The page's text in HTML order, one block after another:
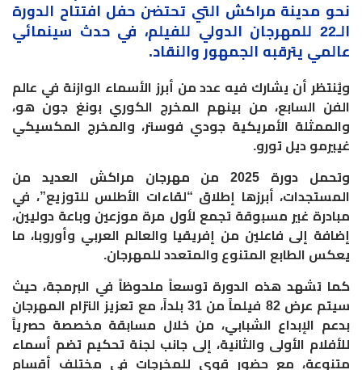
نحو مدينة مراكش التي تحتضن حفل افتتاح الدورة
الـ22 للمهرجان الدولي للفيلم، في حدث سينمائي
عالمي يترقبه الجمهور والنقاد.
ويُنتظر أن يشارك فيه عدد من أبرز الأسماء الوازنة في عالم
الفن السابع، من بينهم المخرج الكوري بونغ جون هو،
والممثلة الأمريكية جودي فوستر، والمخرج المكسيكي
غييرمو ديل تورو.
وتحمل دورة 2025 من مهرجان مراكش العديد من
المستجدات، أبرزها إطلاق “لقاءات الأطلس للتوزيع”، في
مبادرة غير مسبوقة تجمع لأول مرة موزعين وباعة دوليين،
إضافة إلى فاعلين من إفريقيا والعالم العربي وأوروبا، ما
يعكس الطابع المتنوع والمتعدد للمهرجان.
كما تشهد هذه الدورة توسعاً ملحوظاً في البرمجة، حيث
سيتم عرض 82 فيلماً من 31 بلداً، مع تعزيز التزام المهرجان
بدعم الإبداع الشبابي، من خلال مسابقة مخصصة حصرياً
للأفلام الأولى والثانية، إلى جانب لجنة تحكيم تضم أسماء
متنوعة، مع حضور قوي للمخرجات في مختلف أقسام